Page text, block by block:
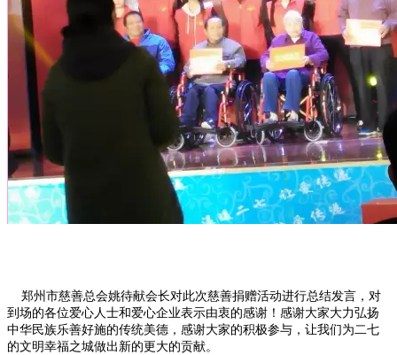
郑州市慈善总会姚待献会长对此次慈善捐赠活动进行总结发言，对
到场的各位爱心人士和爱心企业表示由衷的感谢！感谢大家大力弘扬
中华民族乐善好施的传统美德，感谢大家的积极参与，让我们为二七
的文明幸福之城做出新的更大的贡献。